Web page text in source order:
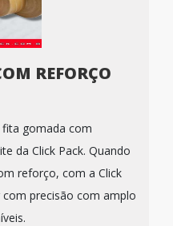
REFORÇO
fita gomada com
da Click Pack. Quando
reforço, com a Click
precisão com amplo